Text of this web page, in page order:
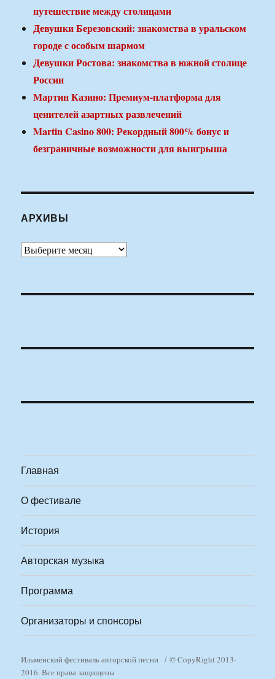
путешествие между столицами
Девушки Березовский: знакомства в уральском
городе с особым шармом
Девушки Ростова: знакомства в южной столице
России
Мартин Казино: Премиум-платформа для
ценителей азартных развлечений
Martin Casino 800: Рекордный 800% бонус и
безграничные возможности для выигрыша
АРХИВЫ
Архивы
Главная
О фестивале
История
Авторская музыка
Программа
Организаторы и спонсоры
Ильменский фестиваль авторской песни
© CopyRight 2013-
2016. Все права защищены